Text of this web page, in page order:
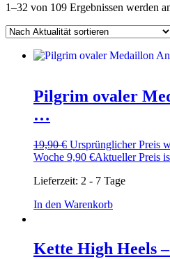
1–32 von 109 Ergebnissen werden
Pilgrim ovaler
…
19,90€ Ursprünglicher Preis
Woche 9,90 €Aktueller Preis
Lieferzeit: 2 - 7 Tage
In den Warenkorb
Kette High Heels